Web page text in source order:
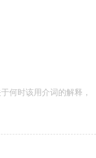
何时该用介词的解释，